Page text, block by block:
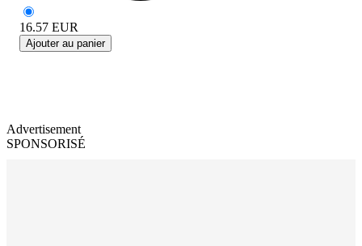
16.57 EUR
Ajouter au panier
Advertisement
SPONSORISÉ